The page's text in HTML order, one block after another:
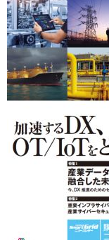
重要イ
ティコ
― 産業
関わ
加速
るか？
インプ